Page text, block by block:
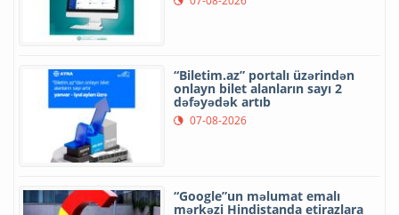
“Biletim.az” portalı üzərindən
onlayn bilet alanların sayı 2
dəfəyədək artıb
07-08-2026
“Google”un məlumat emalı
mərkəzi Hindistanda etirazlara